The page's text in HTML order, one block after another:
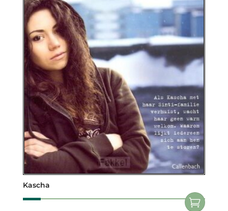
Kascha